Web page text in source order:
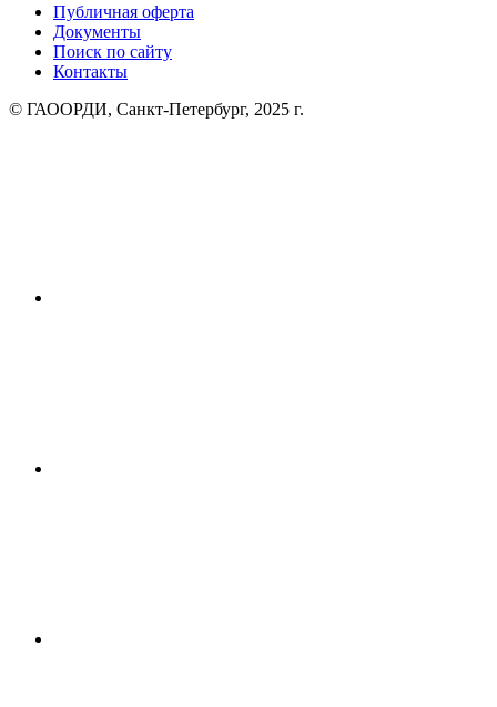
Публичная оферта
Документы
Поиск по сайту
Контакты
© ГАООРДИ, Санкт-Петербург, 2025 г.